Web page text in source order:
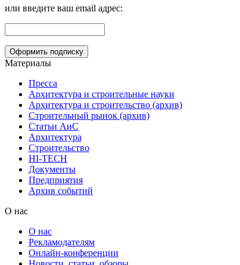
или введите ваш email адрес:
Материалы
Пресса
Архитектура и строительные науки
Архитектура и строительство (архив)
Строительный рынок (архив)
Статьи АиС
Архитектура
Строительство
HI-TECH
Документы
Предприятия
Архив событий
О нас
О нас
Рекламодателям
Онлайн-конференции